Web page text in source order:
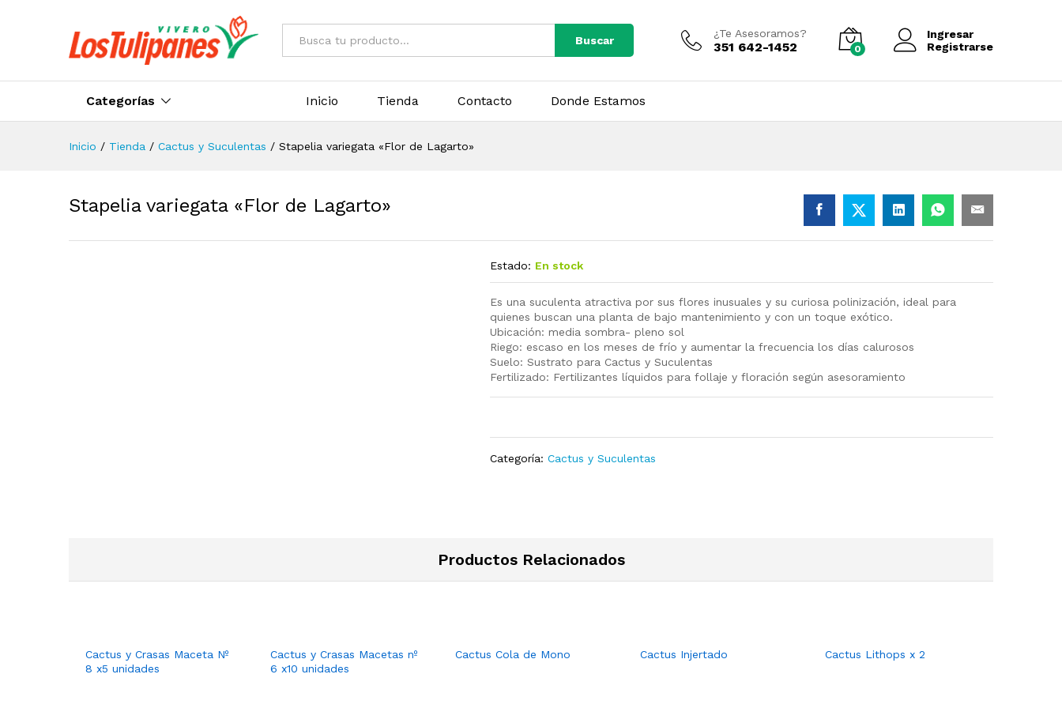
Todo Buscar
¿Te Asesoramos?
351 642-1452 0
Ingresar
Registrarse
Categorías Inicio Tienda Contacto Donde Estamos
Inicio / Tienda / Cactus y Suculentas / Stapelia variegata «Flor de Lagarto»
Stapelia variegata «Flor de Lagarto»
Estado: En stock
Es una suculenta atractiva por sus flores inusuales y su curiosa polinización, ideal para
quienes buscan una planta de bajo mantenimiento y con un toque exótico.
Ubicación: media sombra- pleno sol
Riego: escaso en los meses de frío y aumentar la frecuencia los días calurosos
Suelo: Sustrato para Cactus y Suculentas
Fertilizado: Fertilizantes líquidos para follaje y floración según asesoramiento
Categoría:Cactus y Suculentas
Productos Relacionados
Cactus y Crasas Maceta Nº
8 x5 unidades
Cactus y Crasas Macetas nº
6 x10 unidades
Cactus Cola de Mono Cactus Injertado Cactus Lithops x 2